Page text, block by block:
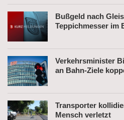
Bußgeld nach
Teppichmesser im
Verkehrsminister
an Bahn-Ziele
Transporter
Mensch verletzt